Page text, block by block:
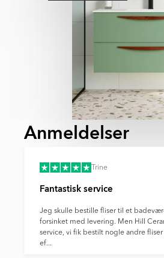
Anmeldelser
Trine
Fantastisk service
Jeg skulle bestille fliser til et
forsinket med levering. Men Hill
service, vi fik bestilt nogle andre
ef...